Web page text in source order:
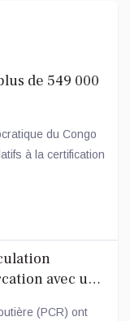
de 549 000
du Congo
à la certification
avec un
(PCR) ont